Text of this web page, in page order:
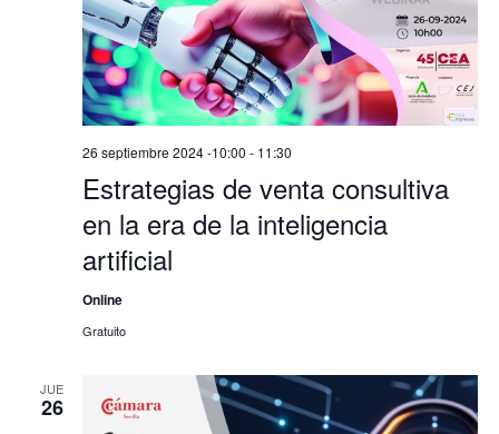
Estrategias de venta consultiva
en la era de la inteligencia
artificial
26 septiembre 2024 -10:00 - 11:30
Online
Gratuito
JUE
26